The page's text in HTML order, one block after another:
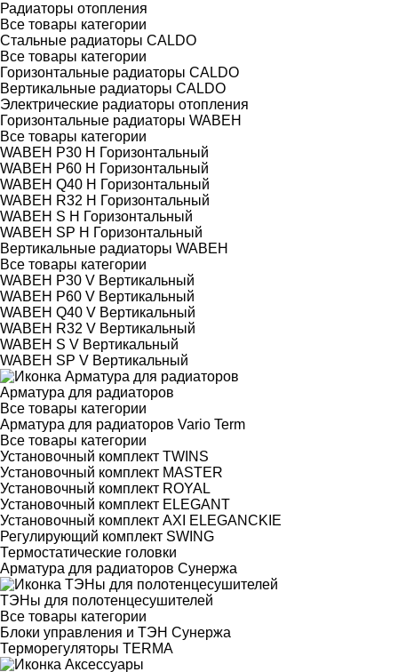
Радиаторы отопления
Все товары категории
Стальные радиаторы CALDO
Все товары категории
Горизонтальные радиаторы CALDO
Вертикальные радиаторы CALDO
Электрические радиаторы отопления
Горизонтальные радиаторы WABEH
Все товары категории
WABEH P30 H Горизонтальный
WABEH P60 H Горизонтальный
WABEH Q40 H Горизонтальный
WABEH R32 H Горизонтальный
WABEH S H Горизонтальный
WABEH SP H Горизонтальный
Вертикальные радиаторы WABEH
Все товары категории
WABEH P30 V Вертикальный
WABEH P60 V Вертикальный
WABEH Q40 V Вертикальный
WABEH R32 V Вертикальный
WABEH S V Вертикальный
WABEH SP V Вертикальный
Арматура для радиаторов
Все товары категории
Арматура для радиаторов Vario Term
Все товары категории
Установочный комплект TWINS
Установочный комплект MASTER
Установочный комплект ROYAL
Установочный комплект ELEGANT
Установочный комплект AXI ELEGANCKIE
Регулирующий комплект SWING
Термостатические головки
Арматура для радиаторов Сунержа
ТЭНы для полотенцесушителей
Все товары категории
Блоки управления и ТЭН Сунержа
Терморегуляторы TERMA